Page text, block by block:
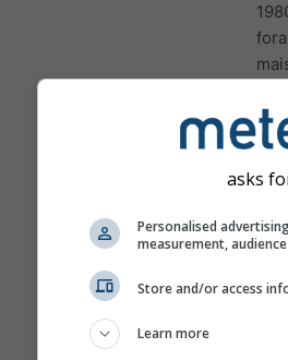
asks
Personalised
measurement,
Store and/or access
Learn more